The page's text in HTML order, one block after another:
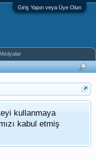
Giriş Yapın veya Üye Olun
kullanmaya
kabul etmiş
Medyalar